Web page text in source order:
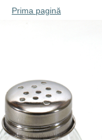
Prima pagină